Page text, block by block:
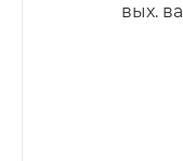
вых.